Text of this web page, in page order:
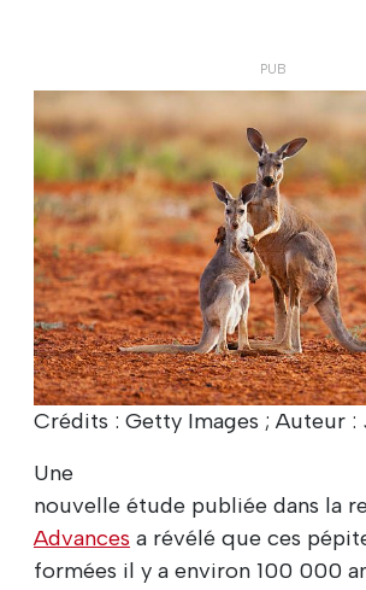
Crédits : Getty Images ; Auteur :
Une
nouvelle étude publiée dans la
Advances a révélé que ces
formées il y a environ 100 000